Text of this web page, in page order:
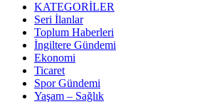
KATEGORİLER
Seri İlanlar
Toplum Haberleri
İngiltere Gündemi
Ekonomi
Ticaret
Spor Gündemi
Yaşam – Sağlık